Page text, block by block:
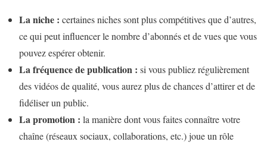
La niche : certaines niches sont plus compétitives que d’autres,
ce qui peut influencer le nombre d’abonnés et de vues que vous
pouvez espérer obtenir.
La fréquence de publication : si vous publiez régulièrement
des vidéos de qualité, vous aurez plus de chances d’attirer et de
fidéliser un public.
La promotion : la manière dont vous faites connaître votre
chaîne (réseaux sociaux, collaborations, etc.) joue un rôle